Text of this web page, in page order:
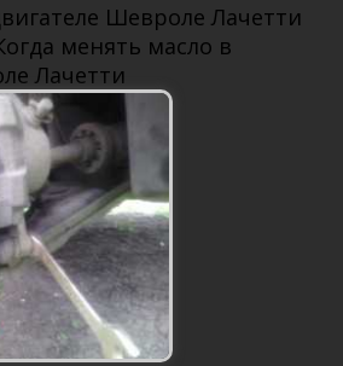
Шевроле Лачетти
менять масло в
Лачетти